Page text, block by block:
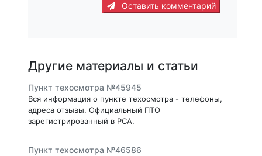
Оставить комментарий
Другие материалы и статьи
Пункт техосмотра №45945
Вся информация о пункте техосмотра - телефоны,
адреса отзывы. Официальный ПТО
зарегистрированный в РСА.
Пункт техосмотра №46586